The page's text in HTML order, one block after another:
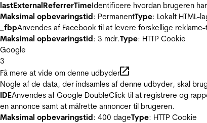
lastExternalReferrerTimeIdentificere hvordan brugeren
Maksimal opbevaringstid: PermanentType: Lokalt HTML-
_fbpAnvendes af Facebook til at levere forskellige
Maksimal opbevaringstid: 3 mdr.Type: HTTP Cookie
Google
3
Få mere at vide om denne udbyder
Nogle af de data, der indsamles af denne udbyder, skal
IDEAnvendes af Google DoubleClick til at registrere og
en annonce samt at målrette annoncer til brugeren.
Maksimal opbevaringstid: 400 dageType: HTTP Cookie